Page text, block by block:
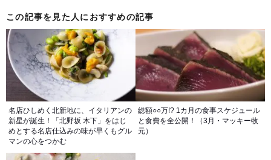
この記事を見た人におすすめの記事
名店ひしめく北新地に、イタリアンの
新星が誕生！「北野坂 木下」をはじ
めとする名店仕込みの味が早くもグル
マンの心をつかむ
総額○○万!? 1カ月の食事スケジュール
と食費を全公開！（3月・マッキー牧
元）